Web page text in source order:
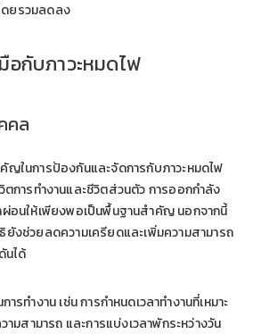
ดยรวมลดลง
อกับภาวะหมดไฟ
คล
ญในการป้องกันและจัดการกับภาวะหมดไฟ
การทำงานและชีวิตส่วนตัว การออกกำลัง
อนให้เพียงพอเป็นพื้นฐานสำคัญ นอกจากนี้
ยังช่วยลดความเครียดและเพิ่มความสามารถ
นได้
รทำงาน เช่น การกำหนดเวลาทำงานที่เหมาะ
มสามารถ และการแบ่งเวลาพักระหว่างวัน